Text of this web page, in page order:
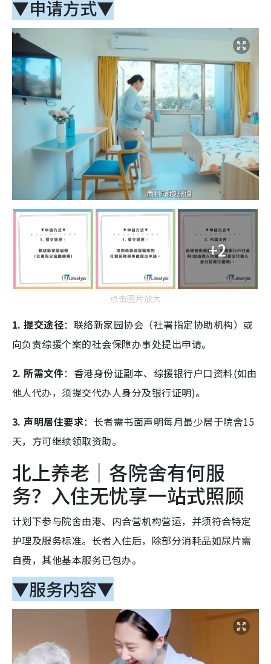
▼申请方式▼
+2
点击图片放大
1. 提交途径：联络新家园协会（社署指定协助机构）或
向负责综援个案的社会保障办事处提出申请。
2. 所需文件：香港身份证副本、综援银行户口资料(如由
他人代办，须提交代办人身分及银行证明)。
3. 声明居住要求：长者需书面声明每月最少居于院舍15
天，方可继续领取资助。
北上养老｜各院舍有何服
务？入住无忧享一站式照顾
计划下参与院舍由港、内合营机构营运，并须符合特定
护理及服务标准。长者入住后，除部分消耗品如尿片需
自费，其他基本服务已包办。
▼服务内容▼